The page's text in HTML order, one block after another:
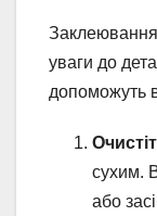
уваги до
допоможуть
сухим.
або